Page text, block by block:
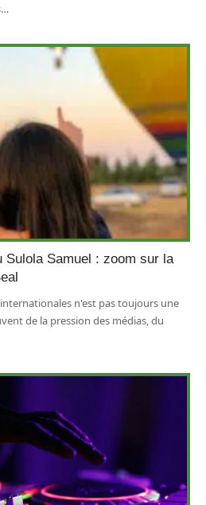
…
Sulola Samuel : zoom sur la
n'est pas toujours une
de la pression des médias, du